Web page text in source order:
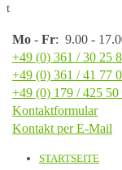
t
Mo - Fr: 9.00 -
+49 (0) 361 / 30 25
+49 (0) 361 / 41 77
+49 (0) 179 / 425 50
Kontaktformular
Kontakt per E-Mail
STARTSEITE